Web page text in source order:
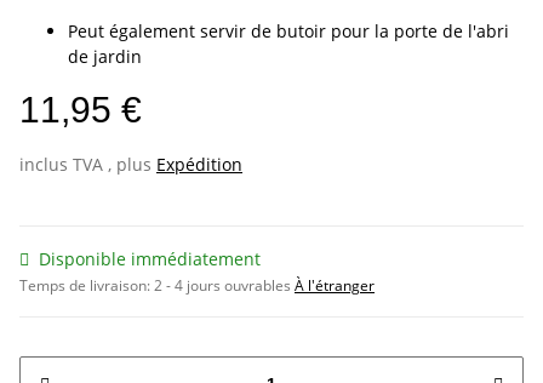
Peut également servir de butoir pour la porte de l'abri
de jardin
11,95 €
inclus TVA , plus Expédition
Disponible immédiatement
Temps de livraison:2 - 4 jours ouvrables À l'étranger